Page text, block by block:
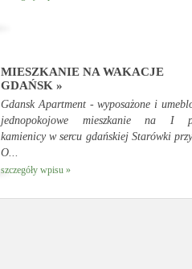
MIESZKANIE NA WAKACJE
GDAŃSK »
Gdansk Apartment - wyposażone i
jednopokojowe mieszkanie na I
kamienicy w sercu gdańskiej Starówki
O...
szczegóły wpisu »